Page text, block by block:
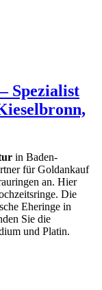
Spezialist
in Baden-
für Goldankauf
an. Hier
Die
Eheringe in
Sie die
und Platin.